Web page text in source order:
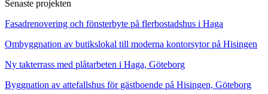
Senaste projekten
Fasadrenovering och fönsterbyte på flerbostadshus i Haga
Ombyggnation av butikslokal till moderna kontorsytor på Hisingen
Ny takterrass med plåtarbeten i Haga, Göteborg
Byggnation av attefallshus för gästboende på Hisingen, Göteborg